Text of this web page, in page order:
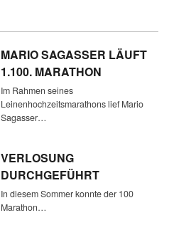
MARIO SAGASSER LÄUFT
1.100. MARATHON
Im Rahmen seines
Leinenhochzeitsmarathons lief Mario
Sagasser…
VERLOSUNG
DURCHGEFÜHRT
In diesem Sommer konnte der 100
Marathon…